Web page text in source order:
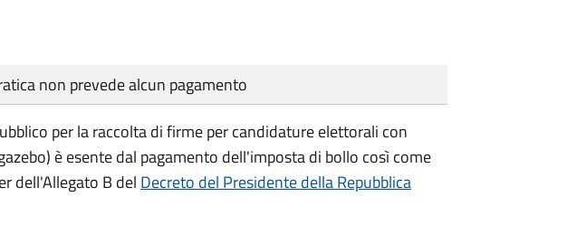
non prevede alcun pagamento
per la raccolta di firme per candidature elettorali con
è esente dal pagamento dell'imposta di bollo così come
dell'Allegato B del Decreto del Presidente della Repubblica